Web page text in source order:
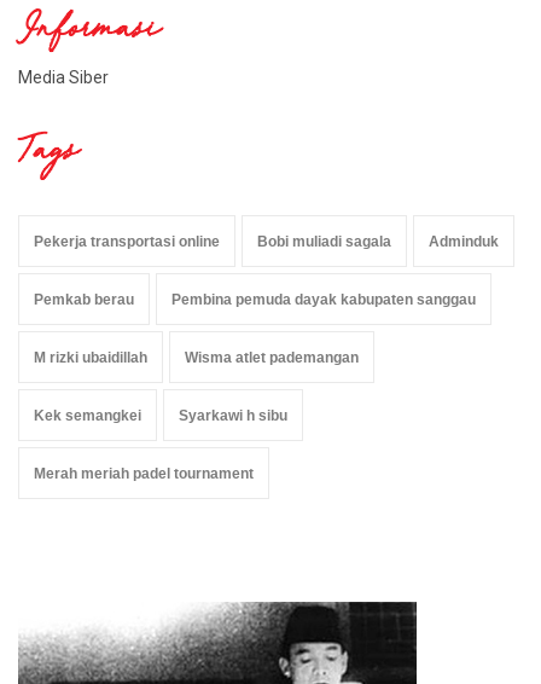
Informasi
Media Siber
Tags
Pekerja transportasi online Bobi muliadi sagala Adminduk
Pemkab berau Pembina pemuda dayak kabupaten sanggau
M rizki ubaidillah Wisma atlet pademangan
Kek semangkei Syarkawi h sibu
Merah meriah padel tournament